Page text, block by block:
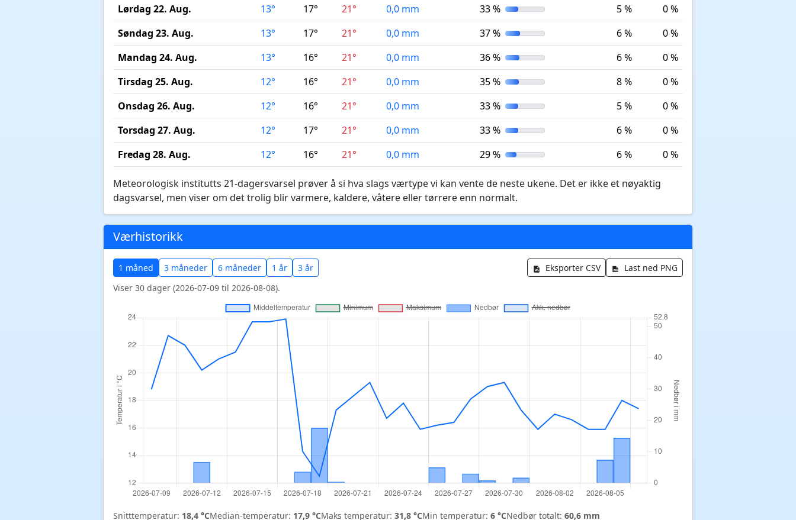
Lørdag 22. Aug.
13° 17° 21° 0,0 mm 33 % 5 %
0 %
Søndag 23. Aug.
13° 17° 21° 0,0 mm 37 % 6 %
0 %
Mandag 24. Aug.
13° 16° 21° 0,0 mm 36 % 6 %
0 %
Tirsdag 25. Aug.
12° 16° 21° 0,0 mm 35 % 8 %
0 %
Onsdag 26. Aug.
12° 16° 21° 0,0 mm 33 % 5 %
0 %
Torsdag 27. Aug.
12° 17° 21° 0,0 mm 33 % 6 %
0 %
Fredag 28. Aug.
12° 16° 21° 0,0 mm 29 % 6 % 0 %
Meteorologisk institutts 21-dagersvarsel prøver å si hva slags værtype vi kan vente de neste ukene. Det er ikke et nøyaktig
dagsvarsel, men viser om det trolig blir varmere, kaldere, våtere eller tørrere enn normalt.
Værhistorikk
1 måned 3 måneder 6 måneder 1 år 3 år Eksporter CSV
Last ned PNG
Viser 30 dager (2026-07-09 til 2026-08-08).
Snitttemperatur: 18,4 °CMedian-temperatur: 17,9 °CMaks temperatur: 31,8 °CMin temperatur: 6 °CNedbør totalt: 60,6 mm